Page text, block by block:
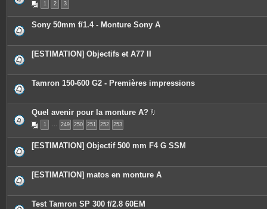
c
e
o
e
s
1 2 3
Sony 50mm f/1.4 - Monture Sony A
[ESTIMATION] Objectifs et A77 II
Tamron 150-600 G2 - Premières impressions
Quel avenir pour la monture A?
c
e
o
e
1 … 249 250 251 252 253
[ESTIMATION] Objectif 500 mm F4 G SSM
[ESTIMATION] matos en monture A
Test Tamron SP 300 f/2.8 60EM